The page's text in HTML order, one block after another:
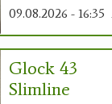
09.08.2026 - 16:35
Glock 43
Slimline